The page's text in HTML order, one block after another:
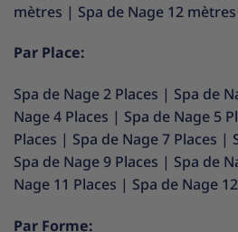
mètres | Spa de Nage 12 mètres
Par Place:
Spa de Nage 2 Places | Spa de
Nage 4 Places | Spa de Nage 5
Places | Spa de Nage 7 Places |
Spa de Nage 9 Places | Spa de
Nage 11 Places | Spa de Nage
Par Forme: